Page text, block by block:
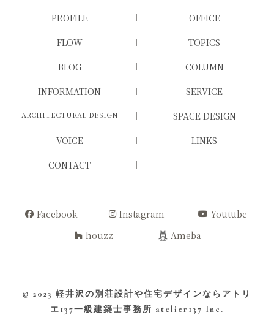
PROFILE
OFFICE
FLOW
TOPICS
BLOG
COLUMN
INFORMATION
SERVICE
ARCHITECTURAL DESIGN
SPACE DESIGN
VOICE
LINKS
CONTACT
Facebook Instagram
Youtube
houzz
Ameba
© 2023軽井沢の別荘設計や住宅デザインならアトリ
エ137一級建築士事務所 atelier137 Inc.